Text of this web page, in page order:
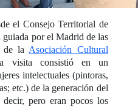
el Consejo Territorial de
por el Madrid de las
de la Asociación Cultural
visita consistió en un
intelectuales (pintoras,
etc.) de la generación del
pero eran pocos los